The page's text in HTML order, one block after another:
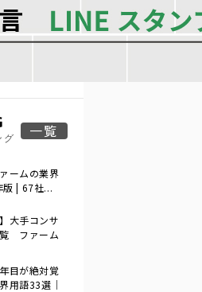
グ 一覧
ームの業界
| 67社...
大手コンサ
ファーム
目が絶対覚
用語33選｜